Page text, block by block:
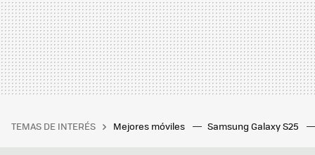
TEMAS DE INTERÉS Mejores móviles Samsung Galaxy S25